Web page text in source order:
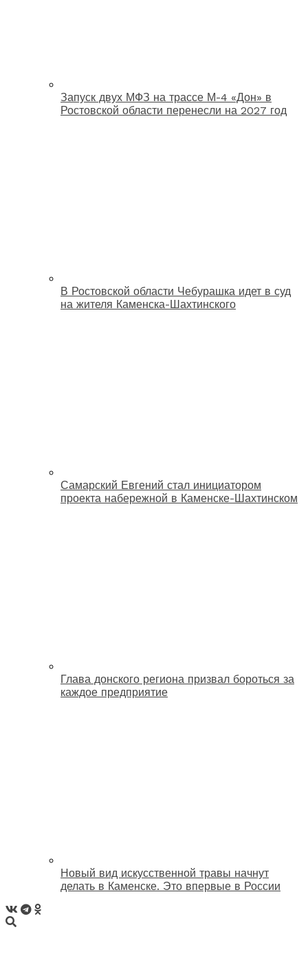
Запуск двух МФЗ на трассе М-4 «Дон» в
Ростовской области перенесли на 2027 год
В Ростовской области Чебурашка идет в суд
на жителя Каменска-Шахтинского
Самарский Евгений стал инициатором
проекта набережной в Каменске-Шахтинском
Глава донского региона призвал бороться за
каждое предприятие
Новый вид искусственной травы начнут
делать в Каменске. Это впервые в России